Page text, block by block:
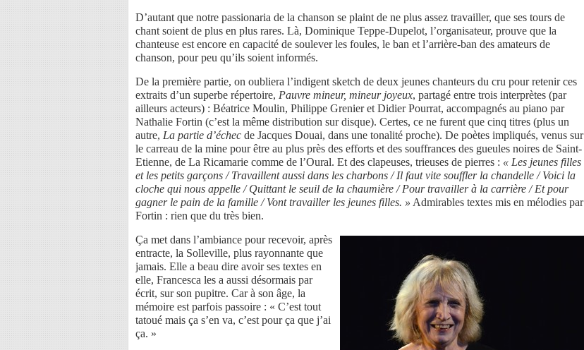
D’autant que notre passionaria de la chanson se plaint de ne plus assez travailler, que ses tours de
chant soient de plus en plus rares. Là, Dominique Teppe-Dupelot, l’organisateur, prouve que la
chanteuse est encore en capacité de soulever les foules, le ban et l’arrière-ban des amateurs de
chanson, pour peu qu’ils soient informés.
De la première partie, on oubliera l’indigent sketch de deux jeunes chanteurs du cru pour retenir ces
extraits d’un superbe répertoire, Pauvre mineur, mineur joyeux, partagé entre trois interprètes (par
ailleurs acteurs) : Béatrice Moulin, Philippe Grenier et Didier Pourrat, accompagnés au piano par
Nathalie Fortin (c’est la même distribution sur disque). Certes, ce ne furent que cinq titres (plus un
autre, La partie d’échec de Jacques Douai, dans une tonalité proche). De poètes impliqués, venus sur
le carreau de la mine pour être au plus près des efforts et des souffrances des gueules noires de Saint-
Etienne, de La Ricamarie comme de l’Oural. Et des clapeuses, trieuses de pierres : « Les jeunes filles
et les petits garçons / Travaillent aussi dans les charbons / Il faut vite souffler la chandelle / Voici la
cloche qui nous appelle / Quittant le seuil de la chaumière / Pour travailler à la carrière / Et pour
gagner le pain de la famille / Vont travailler les jeunes filles. » Admirables textes mis en mélodies par
Fortin : rien que du très bien.
Ça met dans l’ambiance pour recevoir, après
entracte, la Solleville, plus rayonnante que
jamais. Elle a beau dire avoir ses textes en
elle, Francesca les a aussi désormais par
écrit, sur son pupitre. Car à son âge, la
mémoire est parfois passoire : « C’est tout
tatoué mais ça s’en va, c’est pour ça que j’ai
ça. »